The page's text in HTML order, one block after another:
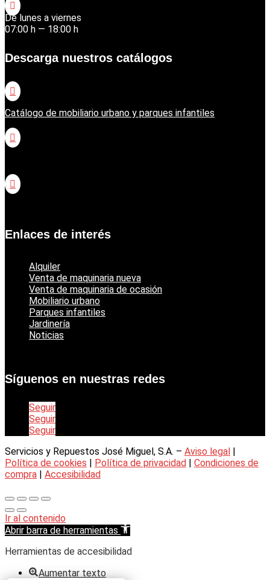

De lunes a viernes
07:00 h — 18:00 h
Descarga nuestros catálogos

Catálogo de mobiliario urbano y parques infantiles


Enlaces de interés
Alquiler
Venta de maquinaria nueva
Venta de maquinaria de ocasión
Mobiliario urbano
Parques infantiles
Jardinería
Noticias
Síguenos en nuestras redes
Seguir
Seguir
Seguir
Servicios y Repuestos José Miguel, S.A. – Aviso legal
Política de cookies
Política de privacidad
Condiciones de
compra
Accesibilidad
Ir al contenido
Abrir barra de herramientas
Herramientas de accesibilidad
Aumentar texto